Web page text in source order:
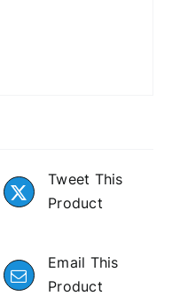
Tweet This
Product
Email This
Product